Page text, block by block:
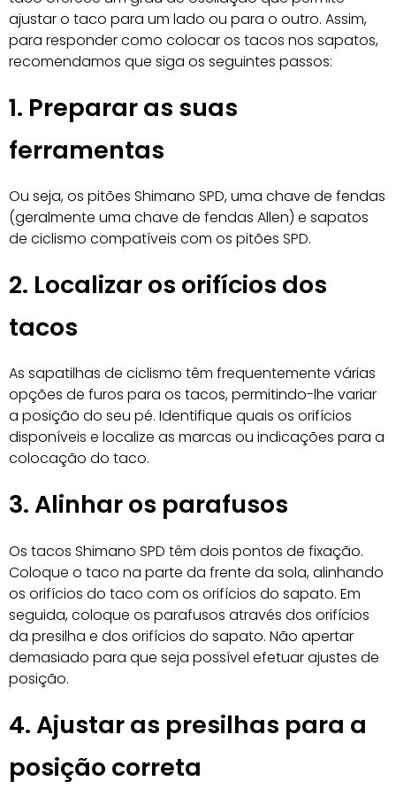
ajustar o taco para um lado ou para o outro. Assim,
para responder como colocar os tacos nos sapatos,
recomendamos que siga os seguintes passos:
1. Preparar as suas
ferramentas
Ou seja, os pitões Shimano SPD, uma chave de fendas
(geralmente uma chave de fendas Allen) e sapatos
de ciclismo compatíveis com os pitões SPD.
2. Localizar os orifícios dos
tacos
As sapatilhas de ciclismo têm frequentemente várias
opções de furos para os tacos, permitindo-lhe variar
a posição do seu pé. Identifique quais os orifícios
disponíveis e localize as marcas ou indicações para a
colocação do taco.
3. Alinhar os parafusos
Os tacos Shimano SPD têm dois pontos de fixação.
Coloque o taco na parte da frente da sola, alinhando
os orifícios do taco com os orifícios do sapato. Em
seguida, coloque os parafusos através dos orifícios
da presilha e dos orifícios do sapato. Não apertar
demasiado para que seja possível efetuar ajustes de
posição.
4. Ajustar as presilhas para a
posição correta